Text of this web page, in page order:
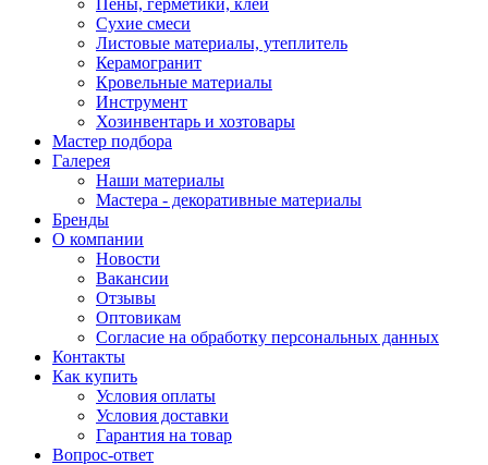
Пены, герметики, клеи
Сухие смеси
Листовые материалы, утеплитель
Керамогранит
Кровельные материалы
Инструмент
Хозинвентарь и хозтовары
Мастер подбора
Галерея
Наши материалы
Мастера - декоративные материалы
Бренды
О компании
Новости
Вакансии
Отзывы
Оптовикам
Cогласие на обработку персональных данных
Контакты
Как купить
Условия оплаты
Условия доставки
Гарантия на товар
Вопрос-ответ